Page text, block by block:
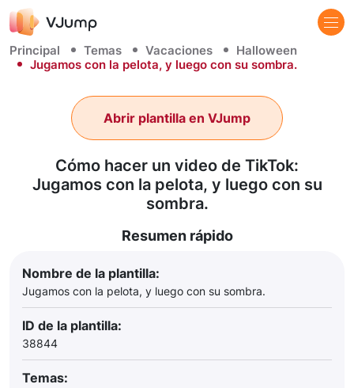
Principal Temas Vacaciones
Halloween
Jugamos con la pelota, y luego con su sombra.
Cómo hacer un video de TikTok:
Jugamos con la pelota, y luego con su
sombra.
Abrir plantilla en VJump
Resumen rápido
Nombre de la plantilla:
Jugamos con la pelota, y luego con su sombra.
ID de la plantilla:
38844
Temas: